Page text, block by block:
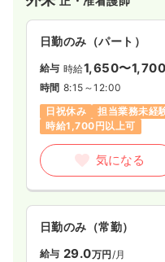
日勤のみ（パート）
給与 時給1,650〜1,700
時間 8:15～12:00
日祝休み
担当業務未経
時給1,700円以上可
気になる
日勤のみ（常勤）
給与 29.0万円 /月